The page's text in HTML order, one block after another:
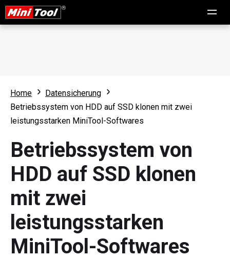
Home
Datensicherung
Betriebssystem von HDD auf SSD klonen mit zwei
leistungsstarken MiniTool-Softwares
Betriebssystem von
HDD auf SSD klonen
mit zwei
leistungsstarken
MiniTool-Softwares